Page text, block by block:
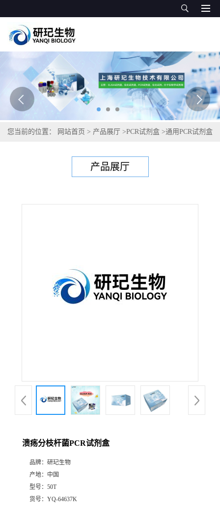
您当前的位置： 网站首页 > 产品展厅 >PCR试剂盒 >通用PCR试剂盒
产品展厅
溃疡分枝杆菌PCR试剂盒
品牌： 研玘生物
产地： 中国
型号： 50T
货号： YQ-64637K